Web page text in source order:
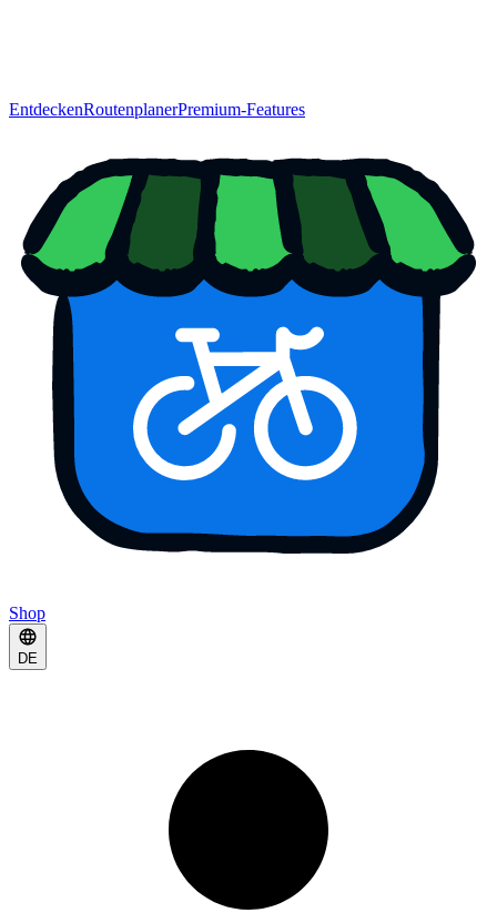
EntdeckenRoutenplanerPremium-Features
Shop
DE